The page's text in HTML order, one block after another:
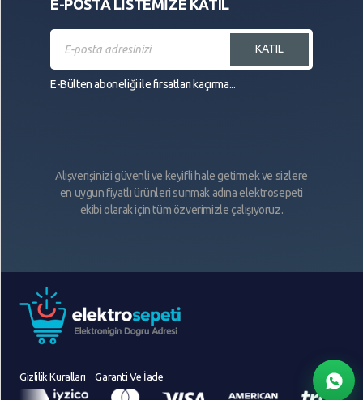
E-POSTA LİSTEMİZE KATIL
KATIL
E-Bülten aboneliği ile fırsatları kaçırma...
Alışverişinizi güvenli ve keyifli hale getirmek ve sizlere
en uygun fiyatlı ürünleri sunmak adına elektrosepeti
ekibi olarak için tüm özverimizle çalışıyoruz.
Gizlilik Kuralları Garanti Ve İade